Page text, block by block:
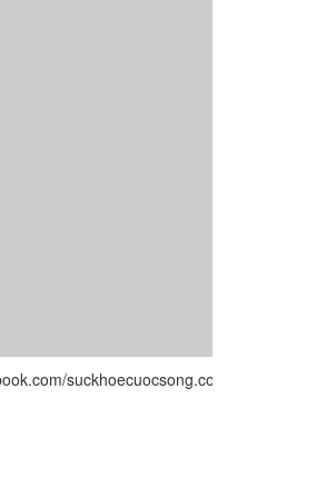
suckhoecuocsong.com.vn/